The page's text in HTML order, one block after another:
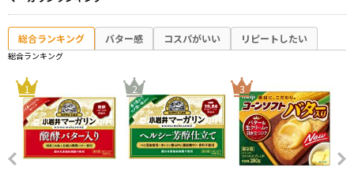
総合ランキング バター感 コスパがいい リピートしたい
総合ランキング
1 2 3